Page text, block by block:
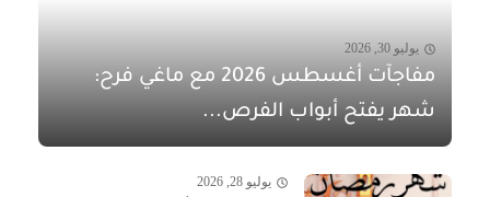
يوليو 30, 2026
مفاجآت أغسطس 2026 مع ماغي فرح:
شهر يفتح أبواب الفرص...
يوليو 28, 2026